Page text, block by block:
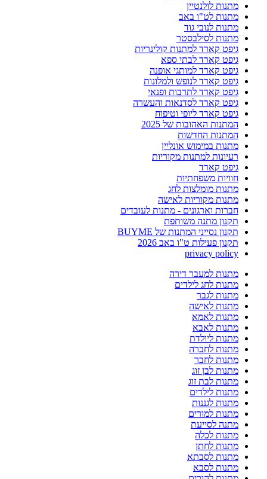
מתנות לולנטיין
מתנות לט"ו באב
מתנות לנובי גוד
מתנות לסילבסטר
גיפט קארד למתנות קולינריות
גיפט קארד לבתי ספא
גיפט קארד למותגי אופנה
גיפט קארד לנופש ולמלונות
גיפט קארד לתרבות ופנאי
גיפט קארד לסדנאות והעשרה
גיפט קארד ליופי וטיפוח
המתנות האהובות של 2025
המתנות החדשות
מתנות במימוש אונליין
רעיונות למתנות מקוריות
גיפט קארד
חוויות משפחתיות
מתנות מומלצות לחג
מתנות מקוריות לאישה
חברות וארגונים - מתנות לעובדים
תקנון מתנה משותפת
תקנון נסייני המתנות של BUYME
תקנון פעילות ט"ו באב 2026
privacy policy
מתנות למעבר דירה
מתנות לחג לילדים
מתנות לגבר
מתנות לאישה
מתנות לאמא
מתנות לאבא
מתנות ליולדת
מתנות לחברה
מתנות לחבר
מתנות לבן זוג
מתנות לבת זוג
מתנות לילדים
מתנות לגננות
מתנות למורים
מתנה לסייעת
מתנות לכלה
מתנות לחתן
מתנות לסבתא
מתנות לסבא